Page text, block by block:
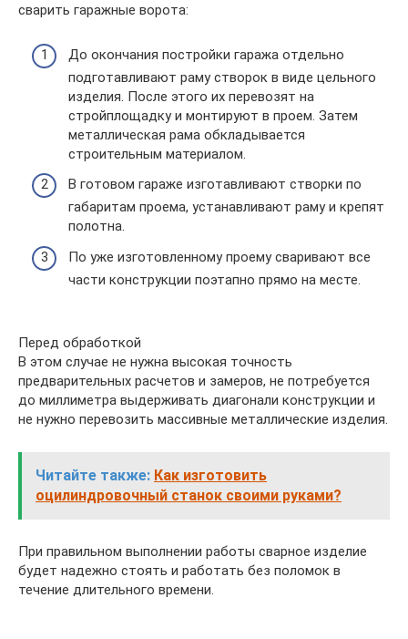
сварить гаражные ворота:
До окончания постройки гаража отдельно
подготавливают раму створок в виде цельного
изделия. После этого их перевозят на
стройплощадку и монтируют в проем. Затем
металлическая рама обкладывается
строительным материалом.
В готовом гараже изготавливают створки по
габаритам проема, устанавливают раму и крепят
полотна.
По уже изготовленному проему сваривают все
части конструкции поэтапно прямо на месте.
Перед обработкой
В этом случае не нужна высокая точность
предварительных расчетов и замеров, не потребуется
до миллиметра выдерживать диагонали конструкции и
не нужно перевозить массивные металлические изделия.
Читайте также: Как изготовить
оцилиндровочный станок своими руками?
При правильном выполнении работы сварное изделие
будет надежно стоять и работать без поломок в
течение длительного времени.